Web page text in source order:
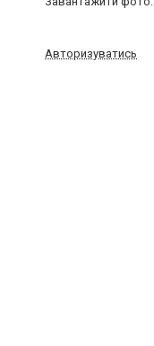
Авторизуватись